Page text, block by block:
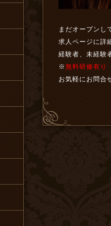
まだオープンし
求人ページに詳
経験者、未経験
※ 無料研修有り
お気軽にお問合